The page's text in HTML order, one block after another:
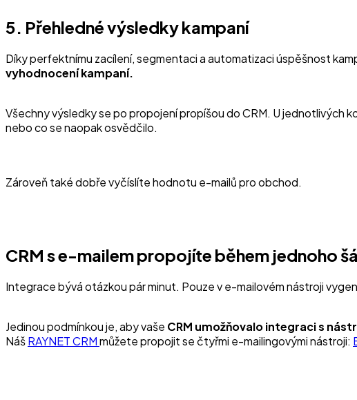
5. Přehledné výsledky kampaní
Díky perfektnímu zacílení, segmentaci a automatizaci úspěšnost
vyhodnocení kampaní.
Všechny výsledky se po propojení propíšou do CRM. U jednotlivých
nebo co se naopak osvědčilo.
Zároveň také dobře vyčíslíte hodnotu e-mailů pro obchod.
CRM s e-mailem propojíte během jednoho
Integrace bývá otázkou pár minut. Pouze v e-mailovém nástroji
Jedinou podmínkou je, aby vaše CRM umožňovalo integraci s
NášRAYNET CRMmůžete propojit se čtyřmi e-mailingovými nástroji: